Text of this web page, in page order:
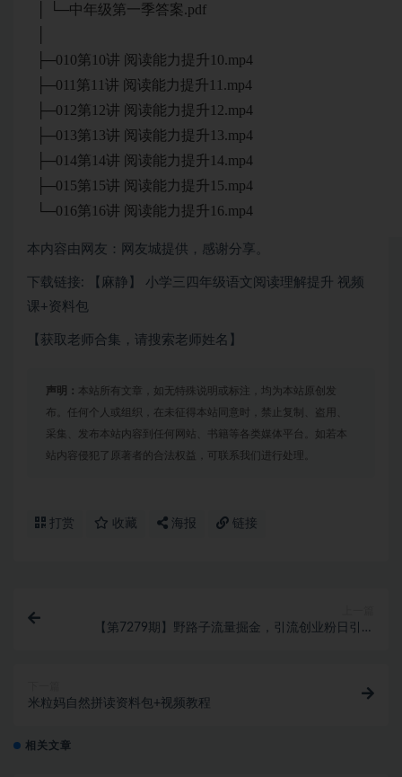
│ └─中年级第一季答案.pdf
├─010第10讲 阅读能力提升10.mp4
├─011第11讲 阅读能力提升11.mp4
├─012第12讲 阅读能力提升12.mp4
├─013第13讲 阅读能力提升13.mp4
├─014第14讲 阅读能力提升14.mp4
├─015第15讲 阅读能力提升15.mp4
└─016第16讲 阅读能力提升16.mp4
本内容由网友：网友城提供，感谢分享。
下载链接: 【麻静】 小学三四年级语文阅读理解提升 视频
课+资料包
【获取老师合集，请搜索老师姓名】
声明： 本站所有文章，如无特殊说明或标注，均为本站原创发
布。任何个人或组织，在未征得本站同意时，禁止复制、盗用、
采集、发布本站内容到任何网站、书籍等各类媒体平台。如若本
站内容侵犯了原著者的合法权益，可联系我们进行处理。
打赏 收藏 海报 链接
【第7279期】野路子流量掘金，引流创业粉日引流
米粒妈自然拼读资料包+视频教程
相关文章